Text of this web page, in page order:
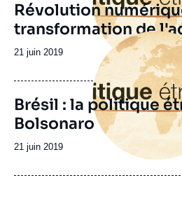
Révolution
transformation de
Date
publication
21 juin 2019
Image
principale
Brésil : la politique
Bolsonaro
Date
publication
21 juin 2019